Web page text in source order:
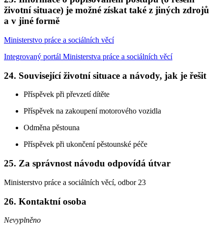
životní situace) je možné získat také z jiných zdrojů
a v jiné formě
Ministerstvo práce a sociálních věcí
Integrovaný portál Ministerstva práce a sociálních věcí
24. Související životní situace a návody, jak je řešit
Příspěvek při převzetí dítěte
Příspěvek na zakoupení motorového vozidla
Odměna pěstouna
Příspěvek při ukončení pěstounské péče
25. Za správnost návodu odpovídá útvar
Ministerstvo práce a sociálních věcí, odbor 23
26. Kontaktní osoba
Nevyplněno